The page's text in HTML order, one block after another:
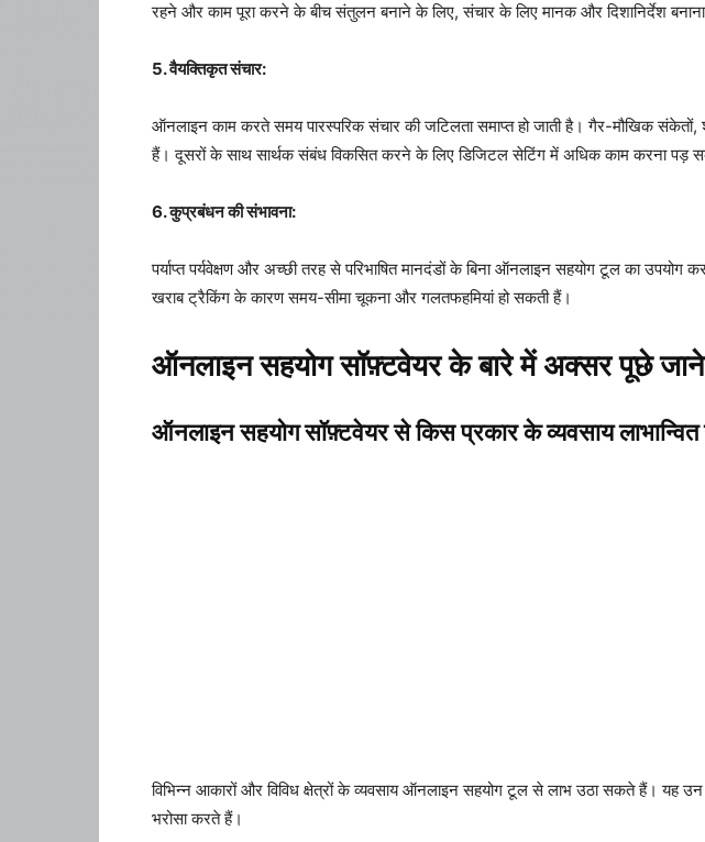
रहने और काम पूरा करने के बीच संतुलन बनाने के लिए, संचार के लिए मानक और दिशानिर्देश
5. वैयक्तिकृत संचार:
ऑनलाइन काम करते समय पारस्परिक संचार की जटिलता समाप्त हो जाती है। गैर-मौखिक
हैं। दूसरों के साथ सार्थक संबंध विकसित करने के लिए डिजिटल सेटिंग में अधिक काम करना पड़
6. कुप्रबंधन की संभावना:
पर्याप्त पर्यवेक्षण और अच्छी तरह से परिभाषित मानदंडों के बिना ऑनलाइन सहयोग टूल का
खराब ट्रैकिंग के कारण समय-सीमा चूकना और गलतफहमियां हो सकती हैं।
ऑनलाइन सहयोग सॉफ़्टवेयर के बारे में अक्सर पूछे जाने
ऑनलाइन सहयोग सॉफ़्टवेयर से किस प्रकार के व्यवसाय
विभिन्न आकारों और विविध क्षेत्रों के व्यवसाय ऑनलाइन सहयोग टूल से लाभ उठा सकते हैं। यह उन
भरोसा करते हैं।